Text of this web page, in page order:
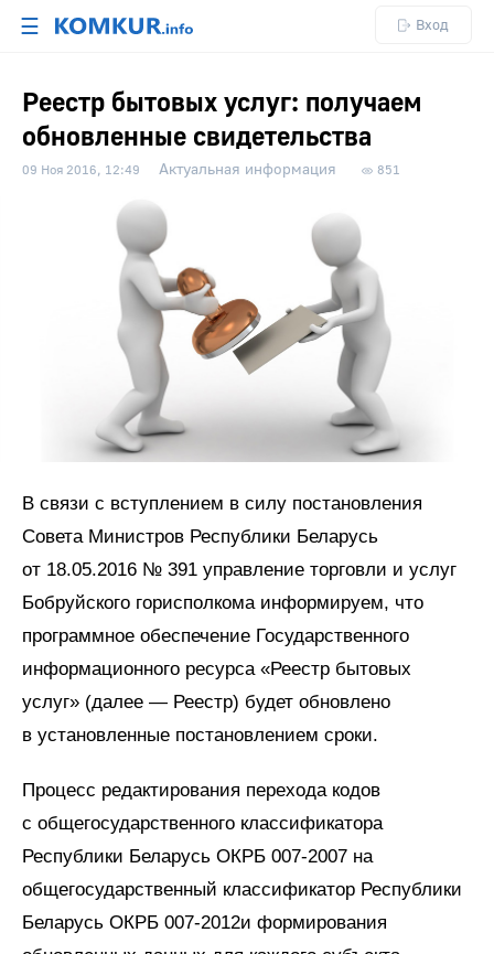
☰ Вход
Реестр бытовых услуг: получаем
обновленные свидетельства
09 Ноя 2016, 12:49 Актуальная информация 851
В связи с вступлением в силу постановления
Совета Министров Республики Беларусь
от 18.05.2016 № 391 управление торговли и услуг
Бобруйского горисполкома информируем, что
программное обеспечение Государственного
информационного ресурса «Реестр бытовых
услуг» (далее — Реестр) будет обновлено
в установленные постановлением сроки.
Процесс редактирования перехода кодов
с общегосударственного классификатора
Республики Беларусь ОКРБ 007-2007 на
общегосударственный классификатор Республики
Беларусь ОКРБ 007-2012и формирования